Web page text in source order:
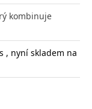
kombinuje
, nyní skladem na